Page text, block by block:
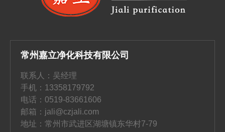
常州嘉立净化科技有限公司
联系人：吴经理
手机：13358179792
电话：0519-83661606
邮箱：jali@czjali.com
地址：常州市武进区湖塘镇东华村7-79